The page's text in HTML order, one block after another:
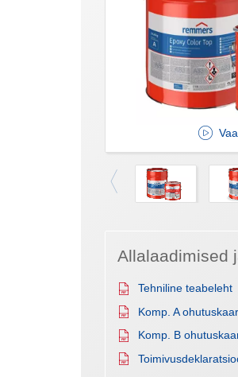
Allalaadimised
Tehniline teabeleht
Komp. A
Komp. B